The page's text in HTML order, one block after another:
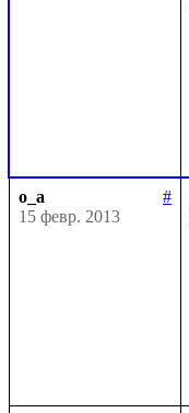
o_a
#
15 февр. 2013